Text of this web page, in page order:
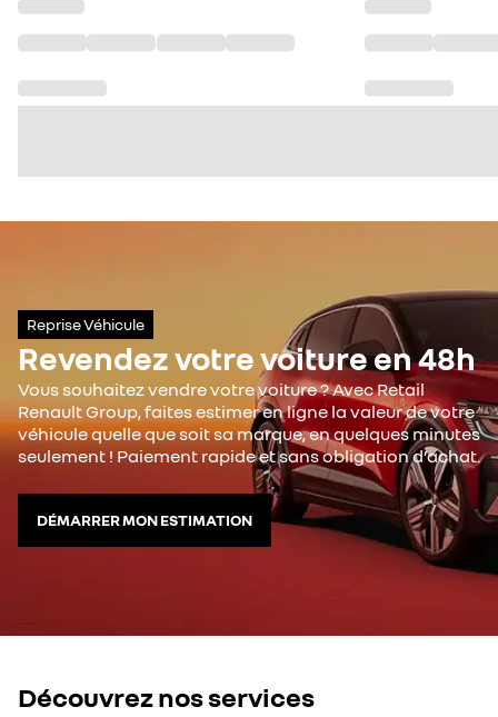
Reprise Véhicule
Revendez votre voiture en 48h
Vous souhaitez vendre votre voiture ? Avec Retail
Renault Group, faites estimer en ligne la valeur de votre
véhicule quelle que soit sa marque, en quelques minutes
seulement ! Paiement rapide et sans obligation d’achat.
DÉMARRER MON ESTIMATION
Découvrez nos services